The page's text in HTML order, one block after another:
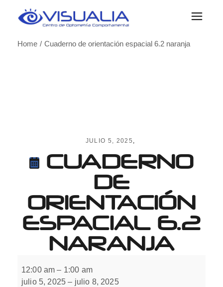
Home
Cuaderno de orientación espacial 6.2 naranja
JULIO 5, 2025
CUADERNO
DE
ORIENTACIÓN
ESPACIAL 6.2
NARANJA
de
orientación
espacial
12:00 am – 1:00 am
julio 5, 2025 – julio 8, 2025